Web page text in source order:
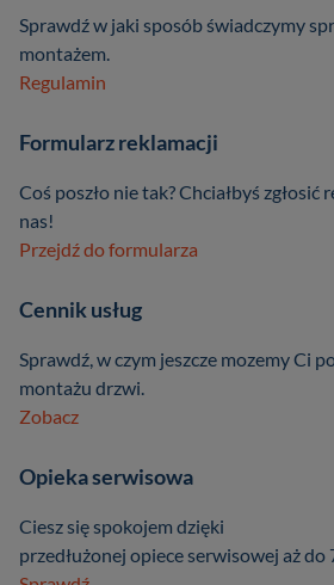
Sprawdź w jaki sposób świadczymy
montażem.
Regulamin
Formularz reklamacji
Coś poszło nie tak? Chciałbyś zgłosić
nas!
Przejdź do formularza
Cennik usług
Sprawdź, w czym jeszcze mozemy Ci
montażu drzwi.
Zobacz
Opieka serwisowa
Ciesz się spokojem dzięki
przedłużonej opiece serwisowej aż do